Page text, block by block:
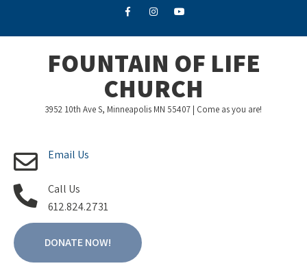
FOUNTAIN OF LIFE
CHURCH
3952 10th Ave S, Minneapolis MN 55407 | Come as you are!
Email Us
Call Us
612.824.2731
DONATE NOW!